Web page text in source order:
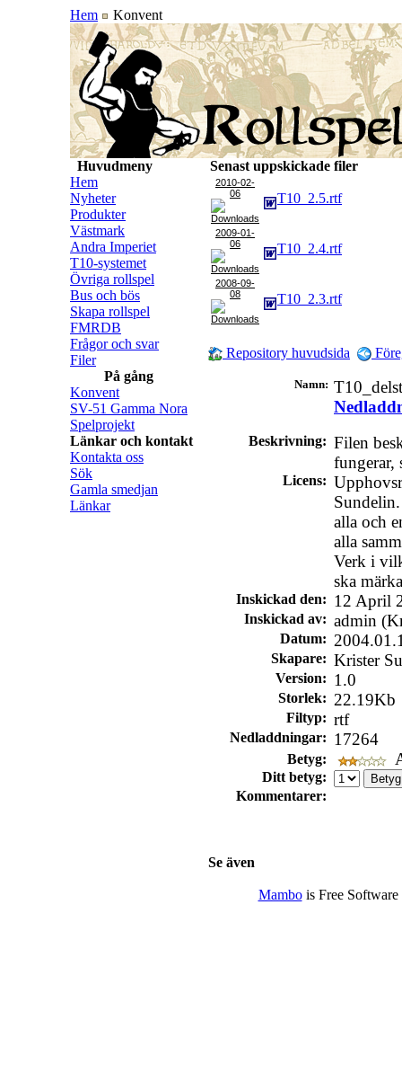
Hem Konvent
Huvudmeny
Hem
Nyheter
Produkter
Västmark
Andra Imperiet
T10-systemet
Övriga rollspel
Bus och bös
Skapa rollspel
FMRDB
Frågor och svar
Filer
På gång
Konvent
SV-51 Gamma Nora
Spelprojekt
Länkar och kontakt
Kontakta oss
Sök
Gamla smedjan
Länkar
Senast uppskickade filer
2010-02-
06
T10_2.5.rtf
2009-01-
06
T10_2.4.rtf
2008-09-
08
T10_2.3.rtf
Repository huvudsida
Namn:
Beskrivning: Filen
fungerar,
Licens:
alla och
alla
Verk i
ska
Inskickad den: 12 April
Inskickad av: admin
Datum:
Skapare: Krister
Version: 1.0
Storlek: 22.19Kb
Filtyp: rtf
Nedladdningar: 17264
Betyg:
Ditt betyg:
Kommentarer:
Se även
Mambois Free Software